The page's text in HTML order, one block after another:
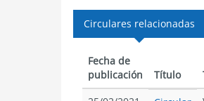
Circulares relacionadas
Fecha de
publicación
Título